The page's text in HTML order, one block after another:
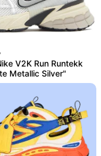
V2K Run Runtekk
Metallic Silver"